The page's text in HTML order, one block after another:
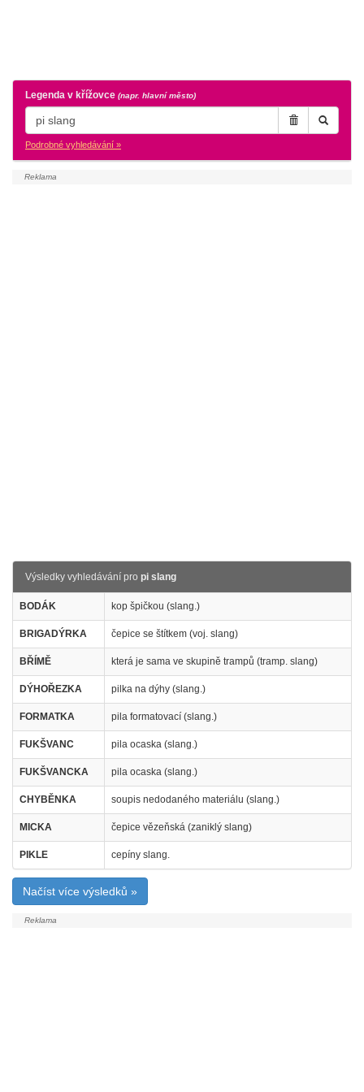
Legenda v křížovce (napr. hlavní město)
Podrobné vyhledávání »
Výsledky vyhledávání pro pi slang
BODÁK kop špičkou (slang.)
BRIGADÝRKA čepice se štítkem (voj. slang)
BŘÍMĚ která je sama ve skupině trampů (tramp. slang)
DÝHOŘEZKA pilka na dýhy (slang.)
FORMATKA pila formatovací (slang.)
FUKŠVANC pila ocaska (slang.)
FUKŠVANCKA pila ocaska (slang.)
CHYBĚNKA soupis nedodaného materiálu (slang.)
MICKA čepice vězeňská (zaniklý slang)
PIKLE cepíny slang.
Načíst více výsledků »